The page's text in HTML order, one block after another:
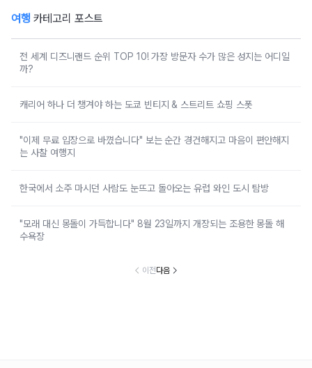
여행 카테고리 포스트
전 세계 디즈니랜드 순위 TOP 10! 가장 방문자 수가 많은 성지는 어디일
까?
캐리어 하나 더 챙겨야 하는 도쿄 빈티지 & 스트리트 쇼핑 스폿
"이제 무료 입장으로 바꼈습니다" 보는 순간 경건해지고 마음이 편안해지
는 사찰 여행지
한국에서 소주 마시던 사람도 눈뜨고 돌아오는 유럽 와인 도시 탐방
"모래 대신 몽돌이 가득합니다" 8월 23일까지 개장되는 조용한 몽돌 해
수욕장
이전다음